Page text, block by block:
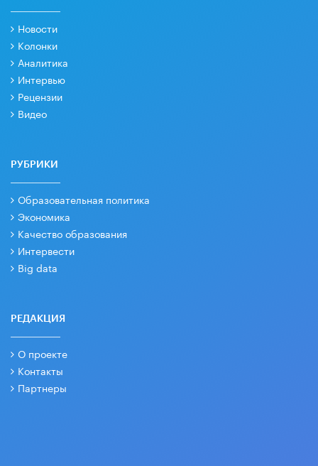
Новости
Колонки
Аналитика
Интервью
Рецензии
Видео
РУБРИКИ
Образовательная политика
Экономика
Качество образования
Интервести
Big data
РЕДАКЦИЯ
О проекте
Контакты
Партнеры